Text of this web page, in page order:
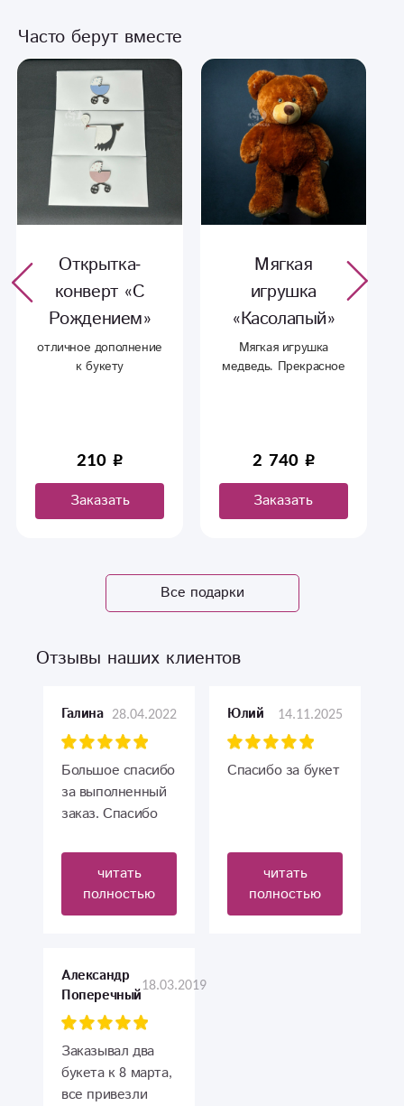
Часто берут вместе
Открытка-
конверт «С
Рождением»
отличное дополнение
к букету
210
Заказать
Мягкая
игрушка
«Касолапый»
Мягкая игрушка
медведь. Прекрасное
2 740
Заказать
Все подарки
Отзывы наших клиентов
Галина 28.04.2022
Большое спасибо
за выполненный
заказ. Спасибо
доставляет
людям радость
Всего самого
наилучшего и
читать
полностью
Юлий 14.11.2025
Спасибо за букет
читать
полностью
Александр
Поперечный18.03.2019
Заказывал два
букета к 8 марта,
все привезли